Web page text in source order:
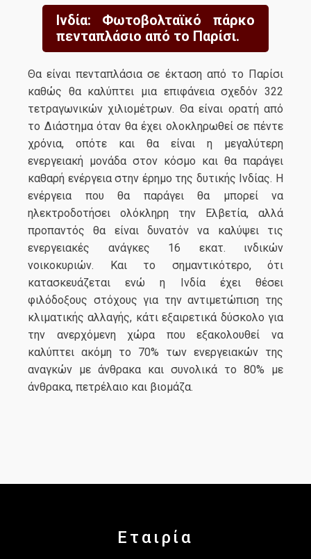
Ινδία: Φωτοβολταϊκό πάρκο
πενταπλάσιο από το Παρίσι.
Θα είναι πενταπλάσια σε έκταση από το Παρίσι
καθώς θα καλύπτει μια επιφάνεια σχεδόν 322
τετραγωνικών χιλιομέτρων. Θα είναι ορατή από
το Διάστημα όταν θα έχει ολοκληρωθεί σε πέντε
χρόνια, οπότε και θα είναι η μεγαλύτερη
ενεργειακή μονάδα στον κόσμο και θα παράγει
καθαρή ενέργεια στην έρημο της δυτικής Ινδίας. Η
ενέργεια που θα παράγει θα μπορεί να
ηλεκτροδοτήσει ολόκληρη την Ελβετία, αλλά
προπαντός θα είναι δυνατόν να καλύψει τις
ενεργειακές ανάγκες 16 εκατ. ινδικών
νοικοκυριών. Και το σημαντικότερο, ότι
κατασκευάζεται ενώ η Ινδία έχει θέσει
φιλόδοξους στόχους για την αντιμετώπιση της
κλιματικής αλλαγής, κάτι εξαιρετικά δύσκολο για
την ανερχόμενη χώρα που εξακολουθεί να
καλύπτει ακόμη το 70% των ενεργειακών της
αναγκών με άνθρακα και συνολικά το 80% με
άνθρακα, πετρέλαιο και βιομάζα.
Εταιρία